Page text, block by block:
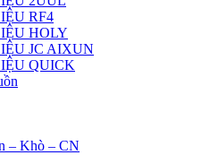
RF4
HOLY
JC AIXUN
QUICK
– Khò – CN